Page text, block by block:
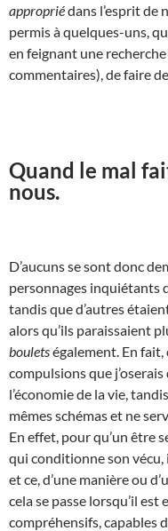
appropriédans l’esprit de
permis à quelques-uns,
en feignant une
commentaires), de faire
Quand le mal
nous.
D’aucuns se sont donc
personnages inquiétants
tandis que d’autres
alors qu’ils paraissaient
bouletségalement. En
compulsions que
l’économie de la vie,
mêmes schémas et ne
En effet, pour qu’un être
qui conditionne son
et ce, d’une manière ou
cela se passe lorsqu’il
compréhensifs, capables